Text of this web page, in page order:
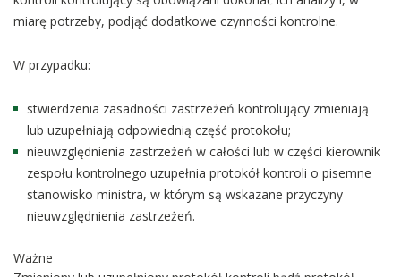
miarę potrzeby, podjąć dodatkowe czynności kontrolne.
W przypadku:
stwierdzenia zasadności zastrzeżeń kontrolujący zmieniają
lub uzupełniają odpowiednią część protokołu;
nieuwzględnienia zastrzeżeń w całości lub w części kierownik
zespołu kontrolnego uzupełnia protokół kontroli o pisemne
stanowisko ministra, w którym są wskazane przyczyny
nieuwzględnienia zastrzeżeń.
Ważne